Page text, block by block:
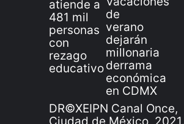
DR©XEIPN Canal Once,